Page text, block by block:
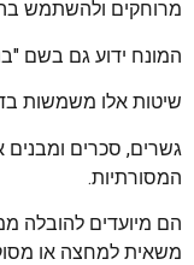
מרוחקים ולהשתמש
המונח ידוע גם בשם
שיטות אלו משמשות
גשרים, סכרים ומבנים
המסורתיות.
הם מיועדים להובלה
משאית למחצה או